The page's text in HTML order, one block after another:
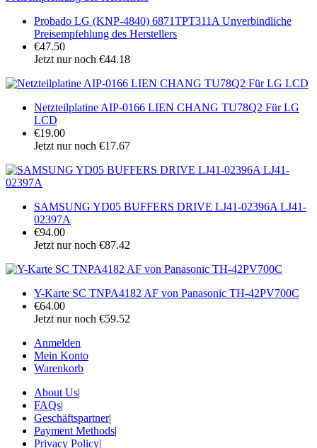
Probado LG (KNP-4840) 6871TPT311A Unverbindliche
Preisempfehlung des Herstellers
€47.50
Jetzt nur noch €44.18
Netzteilplatine AIP-0166 LIEN CHANG TU78Q2 Für LG
LCD
€19.00
Jetzt nur noch €17.67
SAMSUNG YD05 BUFFERS DRIVE LJ41-02396A LJ41-
02397A
€94.00
Jetzt nur noch €87.42
Y-Karte SC TNPA4182 AF von Panasonic TH-42PV700C
€64.00
Jetzt nur noch €59.52
Anmelden
Mein Konto
Warenkorb
About Us|
FAQs|
Geschäftspartner|
Payment Methods|
Privacy Policy|